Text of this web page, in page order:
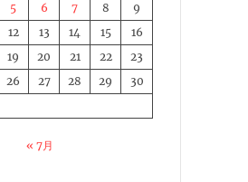
5 6 7 8
9
12 13 14 15
16
19 20 21 22
23
26 27 28 29
30
« 7月